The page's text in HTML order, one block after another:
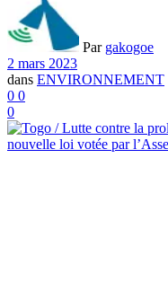
Par gakogoe
2 mars 2023
dans ENVIRONNEMENT
0 0
0